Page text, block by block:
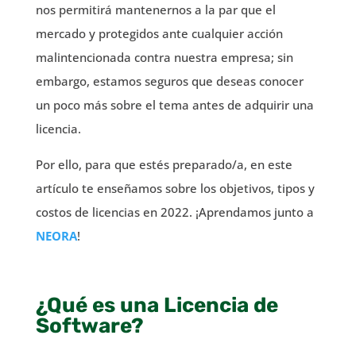
nos permitirá mantenernos a la par que el
mercado y protegidos ante cualquier acción
malintencionada contra nuestra empresa; sin
embargo, estamos seguros que deseas conocer
un poco más sobre el tema antes de adquirir una
licencia.
Por ello, para que estés preparado/a, en este
artículo te enseñamos sobre los objetivos, tipos y
costos de licencias en 2022. ¡Aprendamos junto a
NEORA!
¿Qué es una Licencia de
Software?